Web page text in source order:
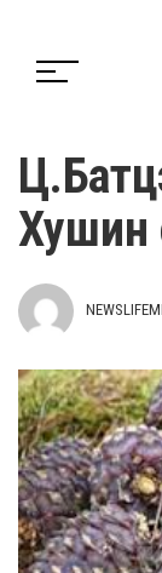
Хушин